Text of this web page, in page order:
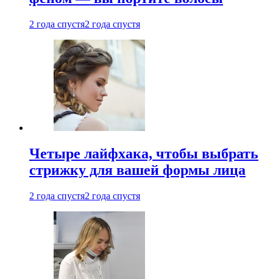
2 года спустя2 года спустя
Четыре лайфхака, чтобы выбрать
стрижку для вашей формы лица
2 года спустя2 года спустя